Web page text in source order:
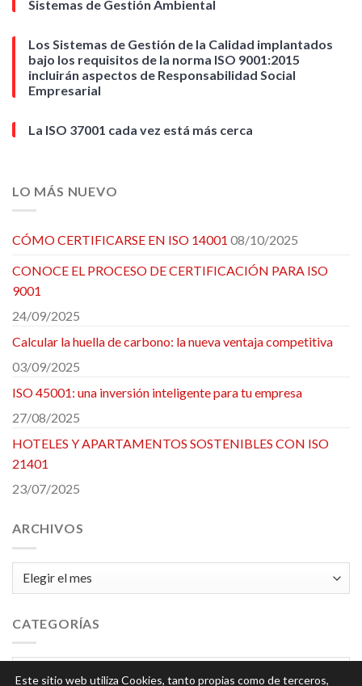
Sistemas de Gestión Ambiental
Los Sistemas de Gestión de la Calidad implantados
bajo los requisitos de la norma ISO 9001:2015
incluirán aspectos de Responsabilidad Social
Empresarial
La ISO 37001 cada vez está más cerca
LO MÁS NUEVO
CÓMO CERTIFICARSE EN ISO 14001 08/10/2025
CONOCE EL PROCESO DE CERTIFICACIÓN PARA ISO
9001
24/09/2025
Calcular la huella de carbono: la nueva ventaja competitiva
03/09/2025
ISO 45001: una inversión inteligente para tu empresa
27/08/2025
HOTELES Y APARTAMENTOS SOSTENIBLES CON ISO
21401
23/07/2025
ARCHIVOS
Archivos
CATEGORÍAS
Categorías
Este sitio web utiliza Cookies, tanto propias como de terceros,